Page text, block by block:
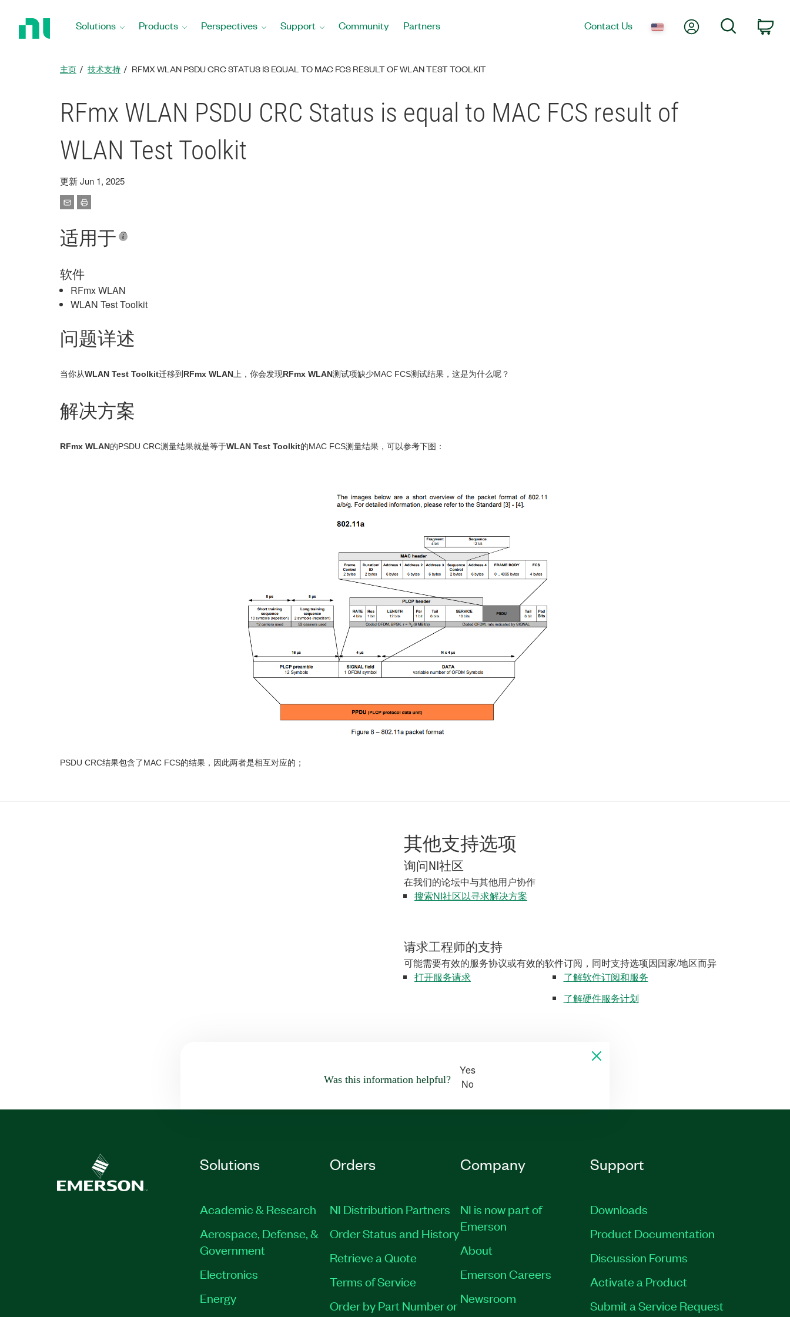
Solutions Products Perspectives Support Community Partners Contact Us My AccountSearch
主页 技术支持 RFMX WLAN PSDU CRC STATUS IS EQUAL TO MAC FCS RESULT OF WLAN TEST TOOLKIT
RFmx WLAN PSDU CRC Status is equal to MAC FCS result of
WLAN Test Toolkit
更新 Jun 1, 2025
适用于
软件
RFmx WLAN
WLAN Test Toolkit
问题详述
当你从WLAN Test Toolkit迁移到 RFmx WLAN 上，你会发现RFmx WLAN测试项缺少MAC FCS测试结果，这是为什么呢？
解决方案
RFmx WLAN的PSDU CRC测量结果就是等于WLAN Test Toolkit的MAC FCS测量结果，可以参考下图：
PSDU CRC结果包含了MAC FCS的结果，因此两者是相互对应的；
其他支持选项
询问NI社区
在我们的论坛中与其他用户协作
搜索NI社区以寻求解决方案
请求工程师的支持
可能需要有效的服务协议或有效的软件订阅，同时支持选项因国家/地区而异
打开服务请求
了解软件订阅和服务
了解硬件服务计划
Was this information helpful?
Yes
No
Solutions
Academic & Research
Aerospace, Defense, &
Government
Electronics
Energy
Orders
NI Distribution Partners
Order Status and History
Retrieve a Quote
Terms of Service
Order by Part Number or
Company
NI is now part of
Emerson
About
Emerson Careers
Newsroom
Support
Downloads
Product Documentation
Discussion Forums
Activate a Product
Submit a Service Request